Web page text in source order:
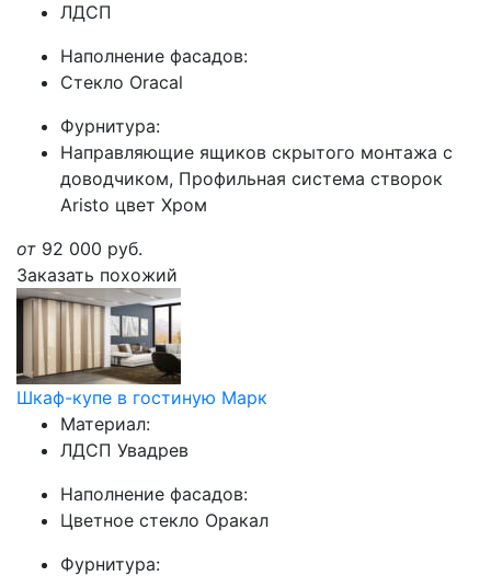
ЛДСП
Наполнение фасадов:
Стекло Oracal
Фурнитура:
Направляющие ящиков скрытого монтажа с
доводчиком, Профильная система створок
Aristo цвет Хром
от 92 000 руб.
Заказать похожий
Шкаф-купе в гостиную Марк
Материал:
ЛДСП Увадрев
Наполнение фасадов:
Цветное стекло Оракал
Фурнитура: